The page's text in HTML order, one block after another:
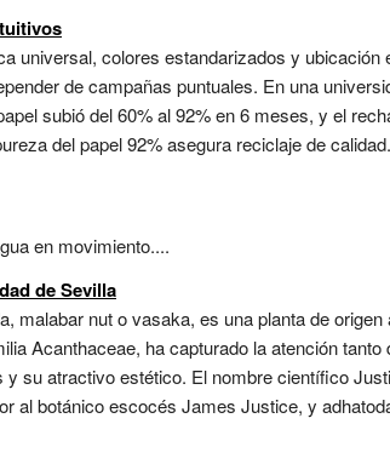
universal, colores estandarizados y
de campañas puntuales. En una
subió del 60% al 92% en 6 meses, y el
del papel 92% asegura reciclaje de
en movimiento....
de Sevilla
malabar nut o vasaka, es una planta de
Acanthaceae, ha capturado la atención
su atractivo estético. El nombre científico
al botánico escocés James Justice, y